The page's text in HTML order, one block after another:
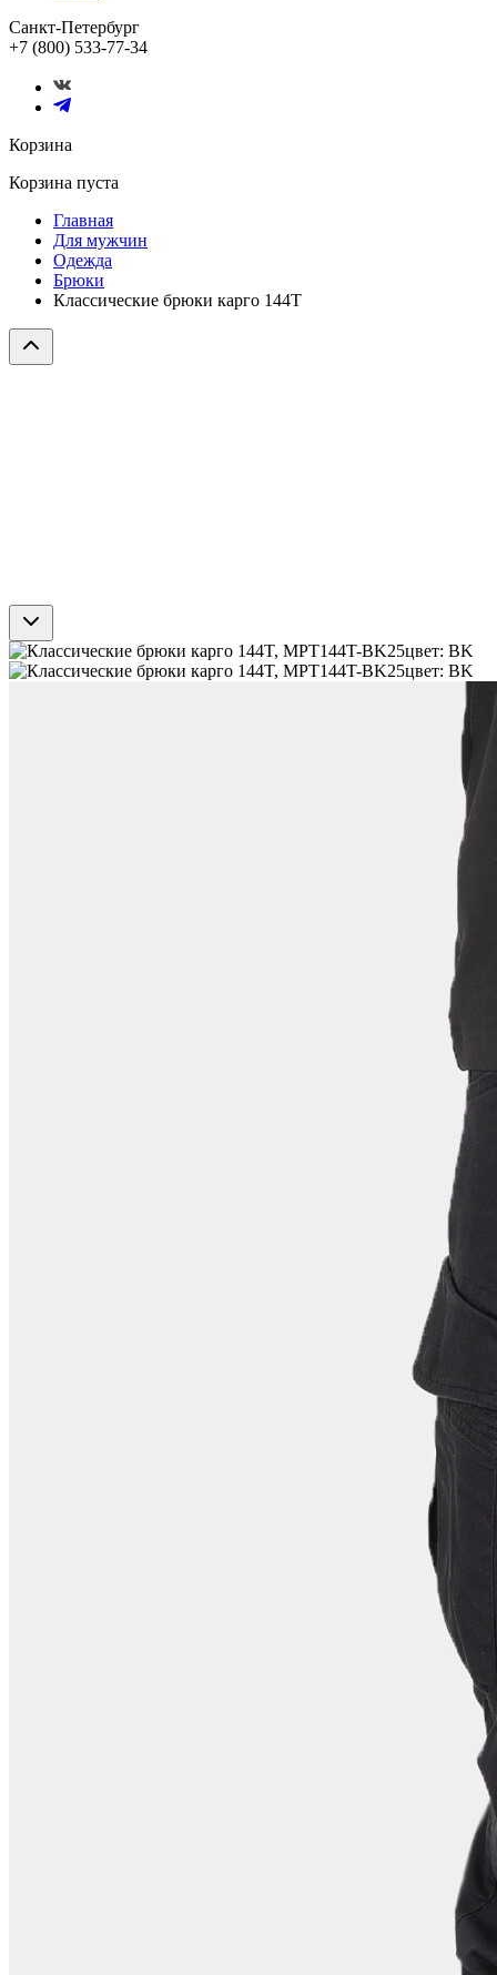
Санкт-Петербург
+7 (800) 533-77-34
Корзина
Корзина пуста
Главная
Для мужчин
Одежда
Брюки
Классические брюки карго 144T